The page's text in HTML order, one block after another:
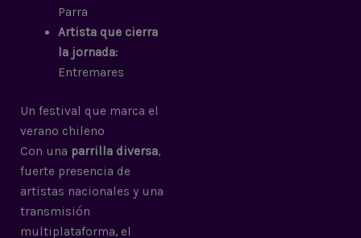
Parra
Artista que cierra
la jornada:
Entremares
Un festival que marca el
verano chileno
Con una parrilla diversa,
fuerte presencia de
artistas nacionales y una
transmisión
multiplataforma, el